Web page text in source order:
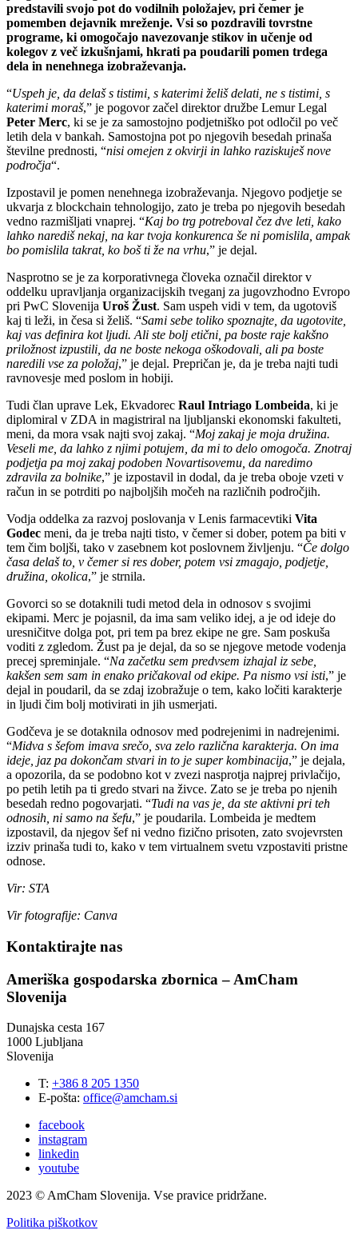
predstavili svojo pot do vodilnih položajev, pri čemer je
pomemben dejavnik mreženje. Vsi so pozdravili tovrstne
programe, ki omogočajo navezovanje stikov in učenje od
kolegov z več izkušnjami, hkrati pa poudarili pomen trdega
dela in nenehnega izobraževanja.
“Uspeh je, da delaš s tistimi, s katerimi želiš delati, ne s tistimi, s
katerimi moraš,” je pogovor začel direktor družbe Lemur Legal
Peter Merc, ki se je za samostojno podjetniško pot odločil po več
letih dela v bankah. Samostojna pot po njegovih besedah prinaša
številne prednosti, “nisi omejen z okvirji in lahko raziskuješ nove
področja“.
Izpostavil je pomen nenehnega izobraževanja. Njegovo podjetje se
ukvarja z blockchain tehnologijo, zato je treba po njegovih besedah
vedno razmišljati vnaprej. “Kaj bo trg potreboval čez dve leti, kako
lahko narediš nekaj, na kar tvoja konkurenca še ni pomislila, ampak
bo pomislila takrat, ko boš ti že na vrhu,” je dejal.
Nasprotno se je za korporativnega človeka označil direktor v
oddelku upravljanja organizacijskih tveganj za jugovzhodno Evropo
pri PwC Slovenija Uroš Žust. Sam uspeh vidi v tem, da ugotoviš
kaj ti leži, in česa si želiš. “Sami sebe toliko spoznajte, da ugotovite,
kaj vas definira kot ljudi. Ali ste bolj etični, pa boste raje kakšno
priložnost izpustili, da ne boste nekoga oškodovali, ali pa boste
naredili vse za položaj,” je dejal. Prepričan je, da je treba najti tudi
ravnovesje med poslom in hobiji.
Tudi član uprave Lek, Ekvadorec Raul Intriago Lombeida, ki je
diplomiral v ZDA in magistriral na ljubljanski ekonomski fakulteti,
meni, da mora vsak najti svoj zakaj. “Moj zakaj je moja družina.
Veseli me, da lahko z njimi potujem, da mi to delo omogoča. Znotraj
podjetja pa moj zakaj podoben Novartisovemu, da naredimo
zdravila za bolnike,” je izpostavil in dodal, da je treba oboje vzeti v
račun in se potrditi po najboljših močeh na različnih področjih.
Vodja oddelka za razvoj poslovanja v Lenis farmacevtiki Vita
Godec meni, da je treba najti tisto, v čemer si dober, potem pa biti v
tem čim boljši, tako v zasebnem kot poslovnem življenju. “Če dolgo
časa delaš to, v čemer si res dober, potem vsi zmagajo, podjetje,
družina, okolica,” je strnila.
Govorci so se dotaknili tudi metod dela in odnosov s svojimi
ekipami. Merc je pojasnil, da ima sam veliko idej, a je od ideje do
uresničitve dolga pot, pri tem pa brez ekipe ne gre. Sam poskuša
voditi z zgledom. Žust pa je dejal, da so se njegove metode vodenja
precej spreminjale. “Na začetku sem predvsem izhajal iz sebe,
kakšen sem sam in enako pričakoval od ekipe. Pa nismo vsi isti,” je
dejal in poudaril, da se zdaj izobražuje o tem, kako ločiti karakterje
in ljudi čim bolj motivirati in jih usmerjati.
Godčeva je se dotaknila odnosov med podrejenimi in nadrejenimi.
“Midva s šefom imava srečo, sva zelo različna karakterja. On ima
ideje, jaz pa dokončam stvari in to je super kombinacija,” je dejala,
a opozorila, da se podobno kot v zvezi nasprotja najprej privlačijo,
po petih letih pa ti gredo stvari na živce. Zato se je treba po njenih
besedah redno pogovarjati. “Tudi na vas je, da ste aktivni pri teh
odnosih, ni samo na šefu,” je poudarila. Lombeida je medtem
izpostavil, da njegov šef ni vedno fizično prisoten, zato svojevrsten
izziv prinaša tudi to, kako v tem virtualnem svetu vzpostaviti pristne
odnose.
Vir: STA
Vir fotografije: Canva
Kontaktirajte nas
Ameriška gospodarska zbornica – AmCham
Slovenija
Dunajska cesta 167
1000 Ljubljana
Slovenija
T: +386 8 205 1350
E-pošta: office@amcham.si
facebook
instagram
linkedin
youtube
2023 © AmCham Slovenija. Vse pravice pridržane.
Politika piškotkov